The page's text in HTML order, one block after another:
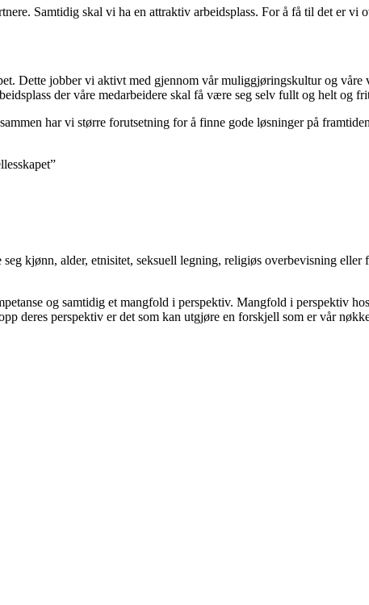
Samtidig skal vi ha en attraktiv arbeidsplass. For å få til det er vi
Dette jobber vi aktivt med gjennom vår muliggjøringskultur og
der våre medarbeidere skal få være seg selv fullt og helt og
har vi større forutsetning for å finne gode løsninger på
”
kjønn, alder, etnisitet, seksuell legning, religiøs overbevisning eller
og samtidig et mangfold i perspektiv. Mangfold i perspektiv
deres perspektiv er det som kan utgjøre en forskjell som er vår